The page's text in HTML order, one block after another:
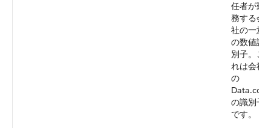
任者が勤
務する会
社の一意
の数値識
別子。こ
れは会社
の
Data.com
の識別子
です。